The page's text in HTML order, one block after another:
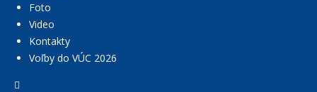
Foto
Video
Kontakty
Voľby do VÚC 2026